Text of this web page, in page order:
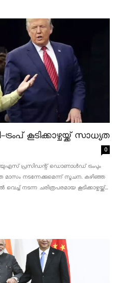
കൂടിക്കാഴ്ചയ്ക്ക് സാധ്യത
0
യുഎസ് പ്രസിഡന്റ് ഡൊണാൾഡ് ട്രംപും
മാസം നടന്നേക്കുമെന്ന് സൂചന. കഴിഞ്ഞ
നടന്ന ചരിത്രപരമായ കൂടിക്കാഴ്ചയ്ക്ക്...